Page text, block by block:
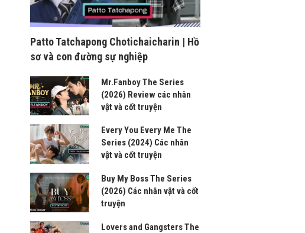
Patto Tatchapong Chotichaicharin | Hồ
sơ và con đường sự nghiệp
Mr.Fanboy The Series
(2026) Review các nhân
vật và cốt truyện
Every You Every Me The
Series (2024) Các nhân
vật và cốt truyện
Buy My Boss The Series
(2026) Các nhân vật và cốt
truyện
Lovers and Gangsters The